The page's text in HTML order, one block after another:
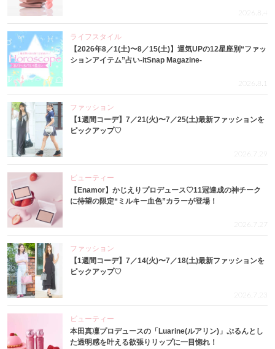
2026.8.4
ライフスタイル
【2026年8／1(土)〜8／15(土)】運気UPの12星座別“ファッ
ションアイテム”占い-itSnap Magazine-
2026.8.1
ファッション
【1週間コーデ】7／21(火)〜7／25(土)最新ファッションを
ピックアップ♡
2026.7.29
ビューティー
【Enamor】かじえりプロデュース♡11冠達成の神チーク
に待望の限定“ミルキー血色”カラーが登場！
2026.7.27
ファッション
【1週間コーデ】7／14(火)〜7／18(土)最新ファッションを
ピックアップ♡
2026.7.23
ビューティー
本田真凜プロデュースの「Luarine(ルアリン)」ぷるんとし
た透明感を叶える欲張りリップに一目惚れ！